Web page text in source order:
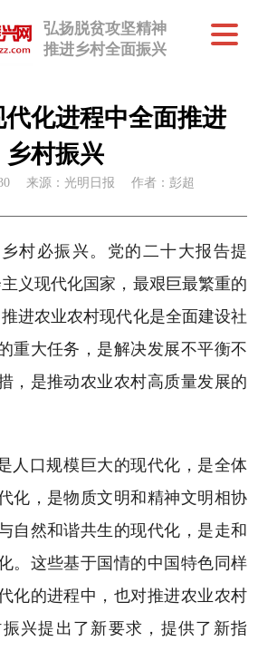
弘扬脱贫攻坚精神
推进乡村全面振兴
化进程中全面推进
乡村振兴
来源：光明日报 作者：彭超
村必振兴。党的二十大报告提
义现代化国家，最艰巨最繁重的
进农业农村现代化是全面建设社
重大任务，是解决发展不平衡不
，是推动农业农村高质量发展的
人口规模巨大的现代化，是全体
化，是物质文明和精神文明相协
自然和谐共生的现代化，是走和
。这些基于国情的中国特色同样
化的进程中，也对推进农业农村
兴提出了新要求，提供了新指